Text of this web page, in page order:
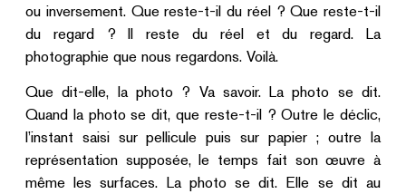
ou inversement. Que reste-t-il du réel ? Que reste-t-il
du regard ? Il reste du réel et du regard. La
photographie que nous regardons. Voilà.
Que dit-elle, la photo ? Va savoir. La photo se dit.
Quand la photo se dit, que reste-t-il ? Outre le déclic,
l’instant saisi sur pellicule puis sur papier ; outre la
représentation supposée, le temps fait son œuvre à
même les surfaces. La photo se dit. Elle se dit au